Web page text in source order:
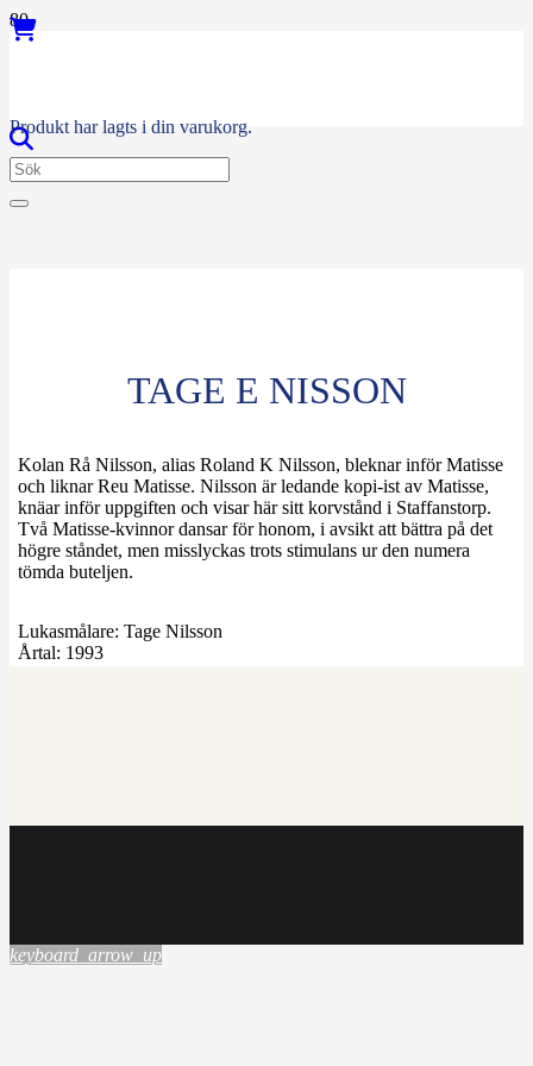
Produkt har lagts i din varukorg.
TAGE E NISSON
Kolan Rå Nilsson, alias Roland K Nilsson, bleknar inför Matisse
och liknar Reu Matisse. Nilsson är ledande kopi-ist av Matisse,
knäar inför uppgiften och visar här sitt korvstånd i Staffanstorp.
Två Matisse-kvinnor dansar för honom, i avsikt att bättra på det
högre ståndet, men misslyckas trots stimulans ur den numera
tömda buteljen.
Lukasmålare: Tage Nilsson
Årtal: 1993
keyboard_arrow_up